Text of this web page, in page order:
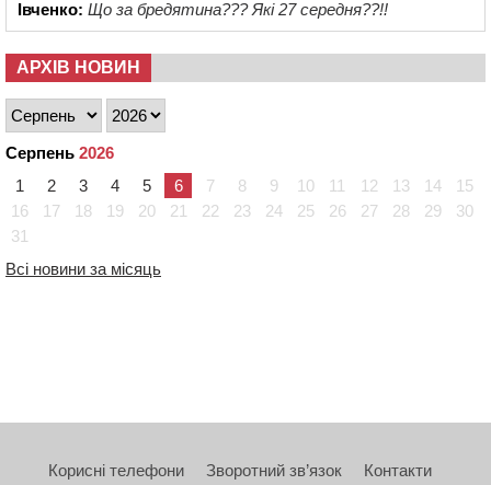
Івченко: Що за бредятина??? Які 27 середня??!!
АРХІВ НОВИН
Серпень 2026
1
2 3 4 5 6 7 8 9 10 11 12 13 14
15
16
17 18 19 20 21 22 23 24 25 26 27 28 29
30
31
Всі новини за місяць
Корисні телефони Зворотний зв’язок Контакти